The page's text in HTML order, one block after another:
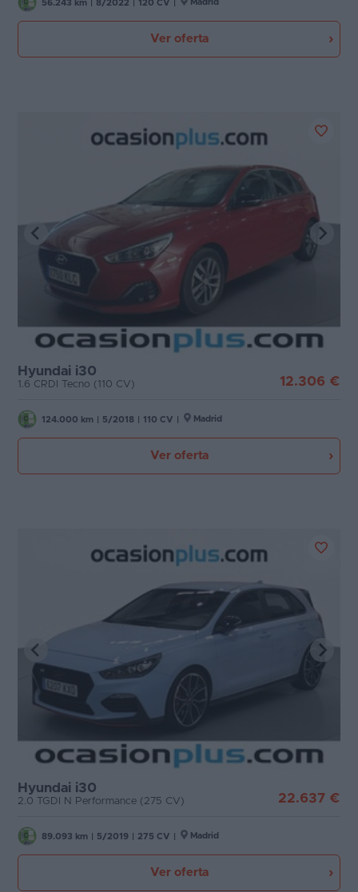
56.243 km 8/2022 120 CV Madrid
Ver oferta
Hyundai i30
1.6 CRDI Tecno (110 CV) 12.306 €
124.000 km 5/2018 110 CV Madrid
Ver oferta
Hyundai i30
2.0 TGDI N Performance (275 CV) 22.637 €
89.093 km 5/2019 275 CV Madrid
Ver oferta